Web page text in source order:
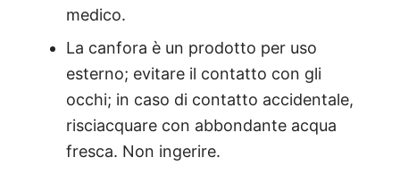
medico.
La canfora è un prodotto per uso
esterno; evitare il contatto con gli
occhi; in caso di contatto accidentale,
risciacquare con abbondante acqua
fresca. Non ingerire.